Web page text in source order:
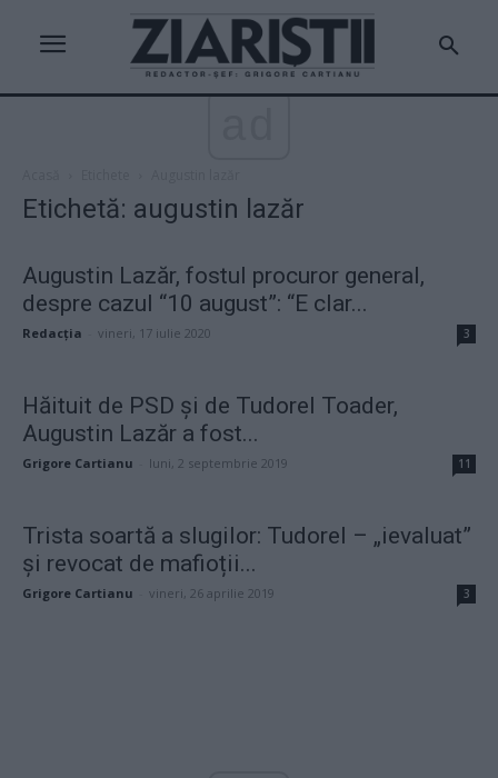
Etichetă: augustin lazăr
Augustin Lazăr, fostul procuror general,
despre cazul “10 august”: “E clar...
Redacţia vineri, 17 iulie 2020 3
Hăituit de PSD și de Tudorel Toader,
Augustin Lazăr a fost...
Grigore Cartianu luni, 2 septembrie 2019 11
Trista soartă a slugilor: Tudorel – „ievaluat”
și revocat de mafioții...
Grigore Cartianu vineri, 26 aprilie 2019 3